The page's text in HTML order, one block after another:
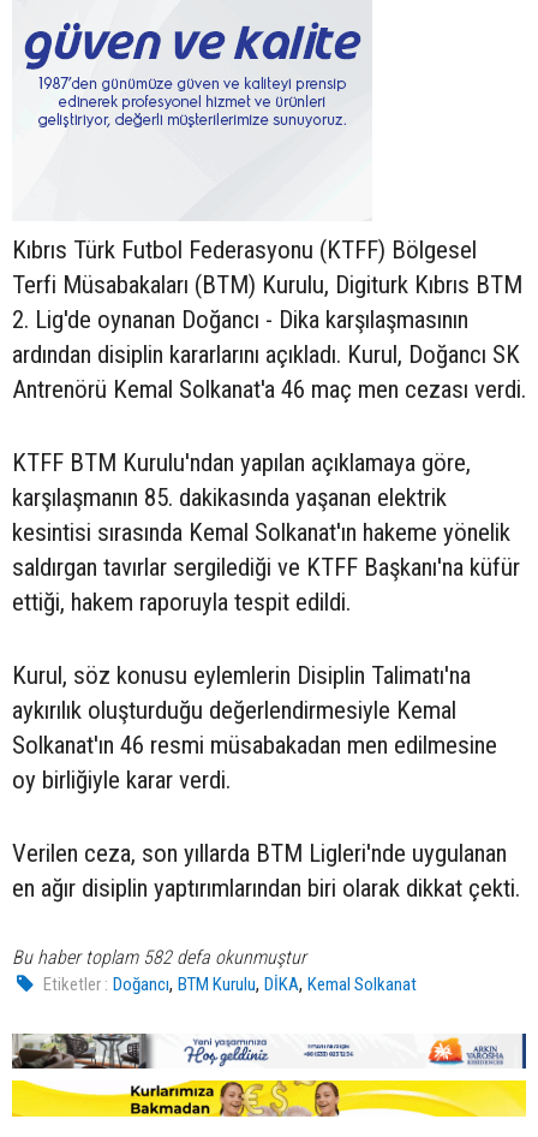
Kıbrıs Türk Futbol Federasyonu (KTFF) Bölgesel
Terfi Müsabakaları (BTM) Kurulu, Digiturk Kıbrıs BTM
2. Lig'de oynanan Doğancı - Dika karşılaşmasının
ardından disiplin kararlarını açıkladı. Kurul, Doğancı SK
Antrenörü Kemal Solkanat'a 46 maç men cezası verdi.
KTFF BTM Kurulu'ndan yapılan açıklamaya göre,
karşılaşmanın 85. dakikasında yaşanan elektrik
kesintisi sırasında Kemal Solkanat'ın hakeme yönelik
saldırgan tavırlar sergilediği ve KTFF Başkanı'na küfür
ettiği, hakem raporuyla tespit edildi.
Kurul, söz konusu eylemlerin Disiplin Talimatı'na
aykırılık oluşturduğu değerlendirmesiyle Kemal
Solkanat'ın 46 resmi müsabakadan men edilmesine
oy birliğiyle karar verdi.
Verilen ceza, son yıllarda BTM Ligleri'nde uygulanan
en ağır disiplin yaptırımlarından biri olarak dikkat çekti.
Bu haber toplam 582 defa okunmuştur
Etiketler : Doğancı,BTM Kurulu,DİKA,Kemal Solkanat